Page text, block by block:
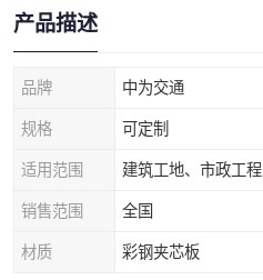
产品描述
品牌 中为交通
规格 可定制
适用范围 建筑工地、市政工程
销售范围 全国
材质 彩钢夹芯板